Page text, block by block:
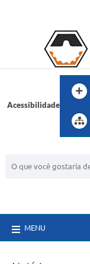
Acessibilidade
MENU